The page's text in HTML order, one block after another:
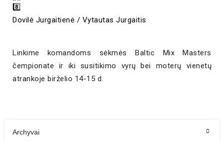
Dovilė Jurgaitienė / Vytautas Jurgaitis
Linkime komandoms sėkmės Baltic Mix Masters
čempionate ir iki susitikimo vyrų bei moterų vienetų
atrankoje birželio 14-15 d.
Archyvai